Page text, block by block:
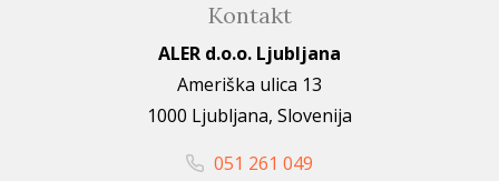
Kontakt
ALER d.o.o. Ljubljana
Ameriška ulica 13
1000 Ljubljana, Slovenija
051 261 049